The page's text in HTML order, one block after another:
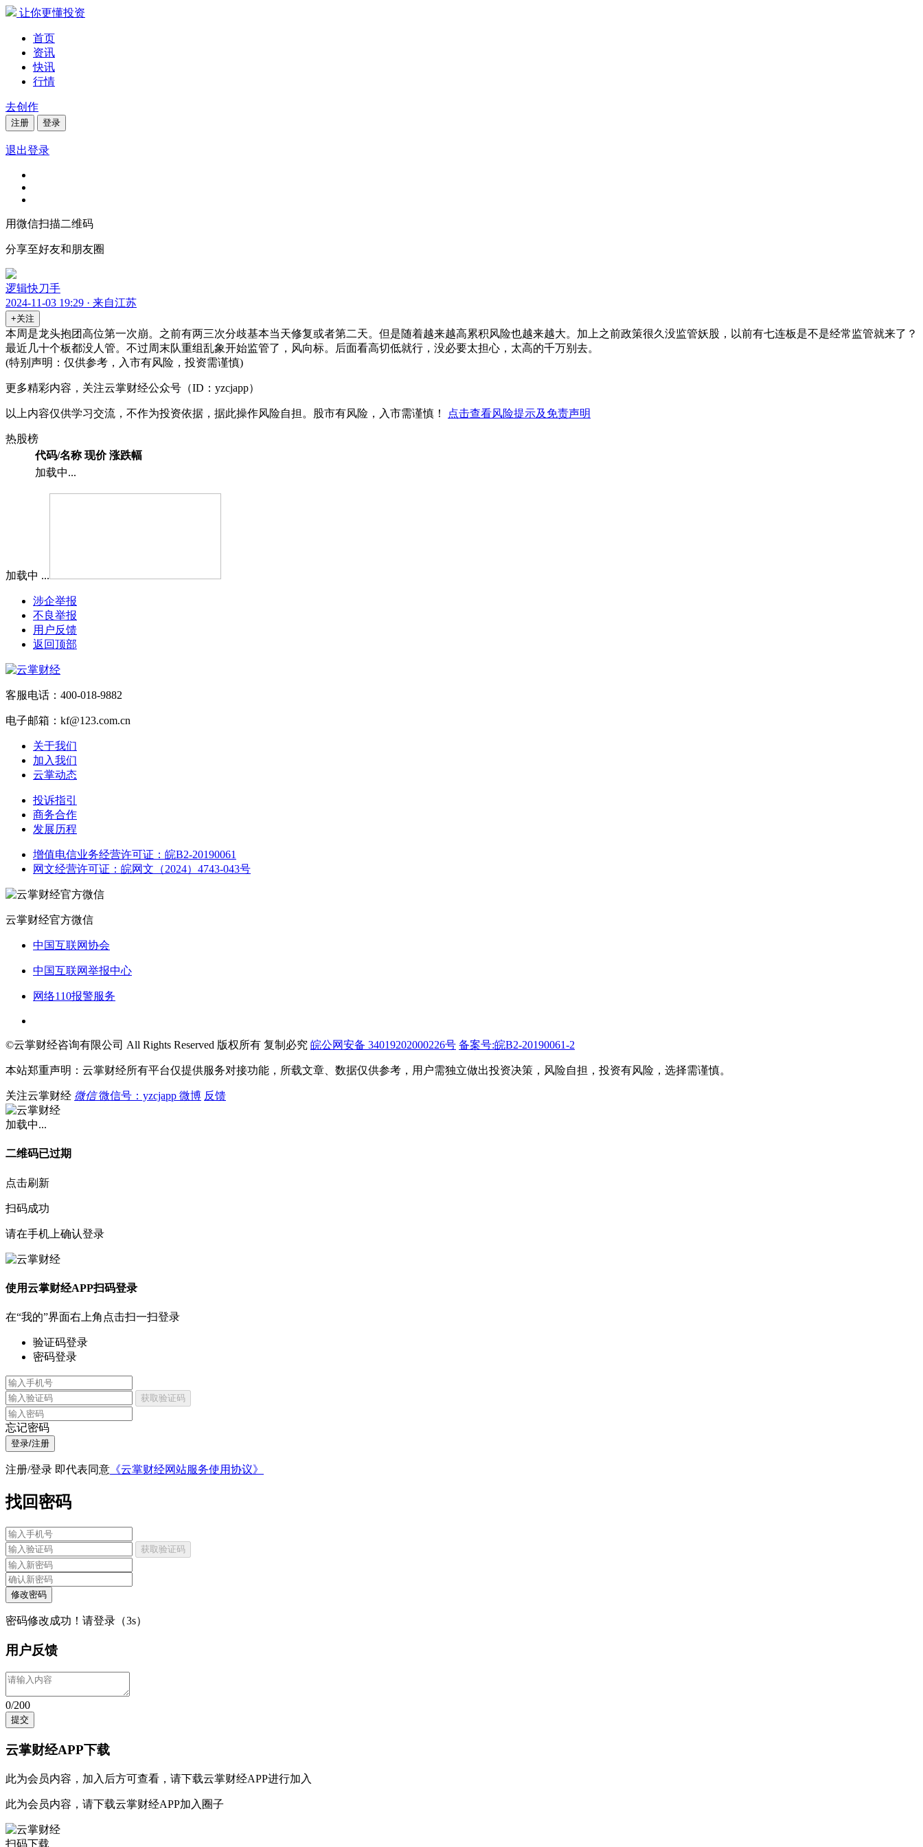
让你更懂投资
首页
资讯
快讯
行情
去创作
注册 登录
退出登录
用微信扫描二维码
分享至好友和朋友圈
逻辑快刀手
2024-11-03 19:29 · 来自江苏
+关注
本周是龙头抱团高位第一次崩。之前有两三次分歧基本当天修复或者第二天。但是随着越来越高累积风险也越来越大。加上之前政策很久没监管妖股，以前有七连板是不是经常监管就来了？
最近几十个板都没人管。不过周末队重组乱象开始监管了，风向标。后面看高切低就行，没必要太担心，太高的千万别去。
(特别声明：仅供参考，入市有风险，投资需谨慎)
更多精彩内容，关注云掌财经公众号（ID：yzcjapp）
以上内容仅供学习交流，不作为投资依据，据此操作风险自担。股市有风险，入市需谨慎！ 点击查看风险提示及免责声明
热股榜
代码/名称 现价 涨跌幅
加载中...
加载中 ...
涉企举报
不良举报
用户反馈
返回顶部
客服电话：400-018-9882
电子邮箱：kf@123.com.cn
关于我们
加入我们
云掌动态
投诉指引
商务合作
发展历程
增值电信业务经营许可证：皖B2-20190061
网文经营许可证：皖网文（2024）4743-043号
云掌财经官方微信
中国互联网协会
中国互联网举报中心
网络110报警服务
©云掌财经咨询有限公司 All Rights Reserved 版权所有 复制必究 皖公网安备 34019202000226号 备案号:皖B2-20190061-2
本站郑重声明：云掌财经所有平台仅提供服务对接功能，所载文章、数据仅供参考，用户需独立做出投资决策，风险自担，投资有风险，选择需谨慎。
关注云掌财经 微信 微信号：yzcjapp 微博 反馈
加载中...
二维码已过期
点击刷新
扫码成功
请在手机上确认登录
使用云掌财经APP扫码登录
在“我的”界面右上角点击扫一扫登录
验证码登录
密码登录
获取验证码
忘记密码
登录/注册
注册/登录 即代表同意 《云掌财经网站服务使用协议》
找回密码
获取验证码
修改密码
密码修改成功！请登录（3s）
用户反馈
0/200
提交
云掌财经APP下载
此为会员内容，加入后方可查看，请下载云掌财经APP进行加入
此为会员内容，请下载云掌财经APP加入圈子
扫码下载